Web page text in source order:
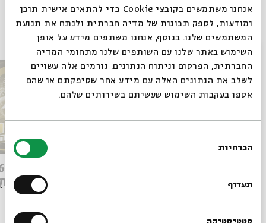
אנחנו משתמשים בקובצי Cookie כדי להתאים אישית תוכן
ומודעות, לספק תכונות של מדיה חברתית ולנתח את תנועת
המשתמשים שלנו. בנוסף, אנחנו משתפים מידע על אופן
השימוש באתר שלנו עם השותפים שלנו מתחומי המדיה
החברתית, הפרסום וניתוח הנתונים. גורמים אלה עשויים
לשלב את הנתונים האלה עם מידע אחר שסיפקתם או שהם
אספו בעקבות השימוש שעשיתם בשירותים שלהם.
הסכמה
הכרחיות
תעדוף
פרקים נוספים בסדרה
ישן
סגור